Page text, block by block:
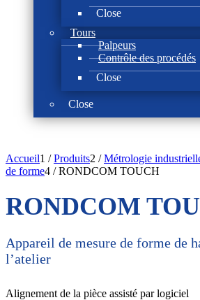
Close
Tours
Palpeurs
Contrôle des procédés
Close
Close
Accueil1 / Produits2 / Métrologie
de forme4 / RONDCOM TOUCH
RONDCOM
Appareil de mesure de forme de
l’atelier
Alignement de la pièce assisté par logiciel